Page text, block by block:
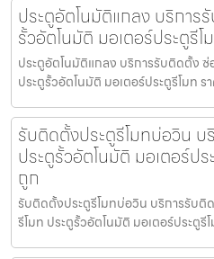
ประตูอัตโนมัติแกลง บริการ
รั้วอัตโนมัติ มอเตอร์ประตูรี
ประตูอัตโนมัติแกลง บริการรับติดตั้ง ซ่
ประตูรั้วอัตโนมัติ มอเตอร์ประตูรีโมท
รับติดตั้งประตูรีโมทบ่อวิน บ
ประตูรั้วอัตโนมัติ มอเตอร์ป
ถูก
รับติดตั้งประตูรีโมทบ่อวิน บริการรับติ
รีโมท ประตูรั้วอัตโนมัติ มอเตอร์ประตูรี